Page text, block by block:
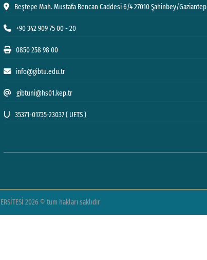
Beştepe Mah. Mustafa Bencan Caddesi 6/4 27010 Şahinbey/Gaziantep
+90 342 909 75 00 - 20
0850 258 98 00
info@gibtu.edu.tr
gibtuni@hs01.kep.tr
35371-01735-23037 ( UETS )
2026 © tüm hakları saklıdır